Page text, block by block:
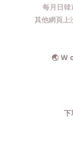
每月日韓
其他網頁上
🌏 W
下